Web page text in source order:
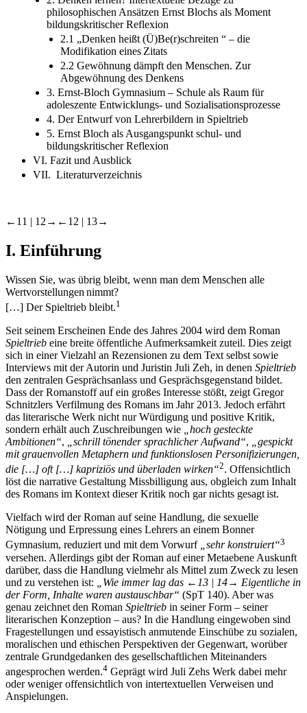
philosophischen Ansätzen Ernst Blochs als Moment
bildungskritischer Reflexion
2.1 „Denken heißt (Ü)Be(r)schreiten “ – die
Modifikation eines Zitats
2.2 Gewöhnung dämpft den Menschen. Zur
Abgewöhnung des Denkens
3. Ernst-Bloch Gymnasium – Schule als Raum für
adoleszente Entwicklungs- und Sozialisationsprozesse
4. Der Entwurf von Lehrerbildern in Spieltrieb
5. Ernst Bloch als Ausgangspunkt schul- und
bildungskritischer Reflexion
VI. Fazit und Ausblick
VII. Literaturverzeichnis
←11 | 12→ ←12 | 13→
I. Einführung
Wissen Sie, was übrig bleibt, wenn man dem Menschen alle
Wertvorstellungen nimmt?
[…] Der Spieltrieb bleibt.1
Seit seinem Erscheinen Ende des Jahres 2004 wird dem Roman
Spieltrieb eine breite öffentliche Aufmerksamkeit zuteil. Dies zeigt
sich in einer Vielzahl an Rezensionen zu dem Text selbst sowie
Interviews mit der Autorin und Juristin Juli Zeh, in denen Spieltrieb
den zentralen Gesprächsanlass und Gesprächsgegenstand bildet.
Dass der Romanstoff auf ein großes Interesse stößt, zeigt Gregor
Schnitzlers Verfilmung des Romans im Jahr 2013. Jedoch erfährt
das literarische Werk nicht nur Würdigung und positive Kritik,
sondern erhält auch Zuschreibungen wie
„hoch gesteckte
Ambitionen“, „schrill tönender sprachlicher Aufwand“,
„gespickt
mit grauenvollen Metaphern und funktionslosen Personifizierungen,
die […] oft […] kapriziös und überladen wirken“2. Offensichtlich
löst die narrative Gestaltung Missbilligung aus, obgleich zum Inhalt
des Romans im Kontext dieser Kritik noch gar nichts gesagt ist.
Vielfach wird der Roman auf seine Handlung, die sexuelle
Nötigung und Erpressung eines Lehrers an einem Bonner
Gymnasium, reduziert und mit dem Vorwurf „sehr konstruiert“3
versehen. Allerdings gibt der Roman auf einer Metaebene Auskunft
darüber, dass die Handlung vielmehr als Mittel zum Zweck zu lesen
und zu verstehen ist:
„Wie immer lag das ←13 | 14→ Eigentliche in
der Form, Inhalte waren austauschbar“ (SpT 140). Aber was
genau zeichnet den Roman Spieltrieb in seiner Form – seiner
literarischen Konzeption – aus? In die Handlung eingewoben sind
Fragestellungen und essayistisch anmutende Einschübe zu sozialen,
moralischen und ethischen Perspektiven der Gegenwart, worüber
zentrale Grundgedanken des gesellschaftlichen Miteinanders
angesprochen werden.4 Geprägt wird Juli Zehs Werk dabei mehr
oder weniger offensichtlich von intertextuellen Verweisen und
Anspielungen.